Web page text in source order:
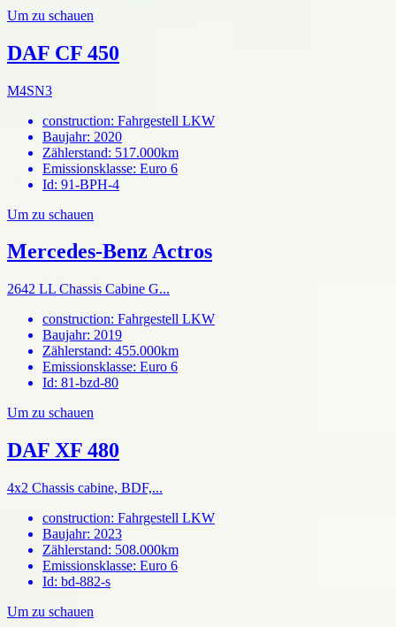
Um zu schauen
DAF CF 450
M4SN3
construction: Fahrgestell LKW
Baujahr: 2020
Zählerstand: 517.000km
Emissionsklasse: Euro 6
Id: 91-BPH-4
Um zu schauen
Mercedes-Benz Actros
2642 LL Chassis Cabine G...
construction: Fahrgestell LKW
Baujahr: 2019
Zählerstand: 455.000km
Emissionsklasse: Euro 6
Id: 81-bzd-80
Um zu schauen
DAF XF 480
4x2 Chassis cabine, BDF,...
construction: Fahrgestell LKW
Baujahr: 2023
Zählerstand: 508.000km
Emissionsklasse: Euro 6
Id: bd-882-s
Um zu schauen